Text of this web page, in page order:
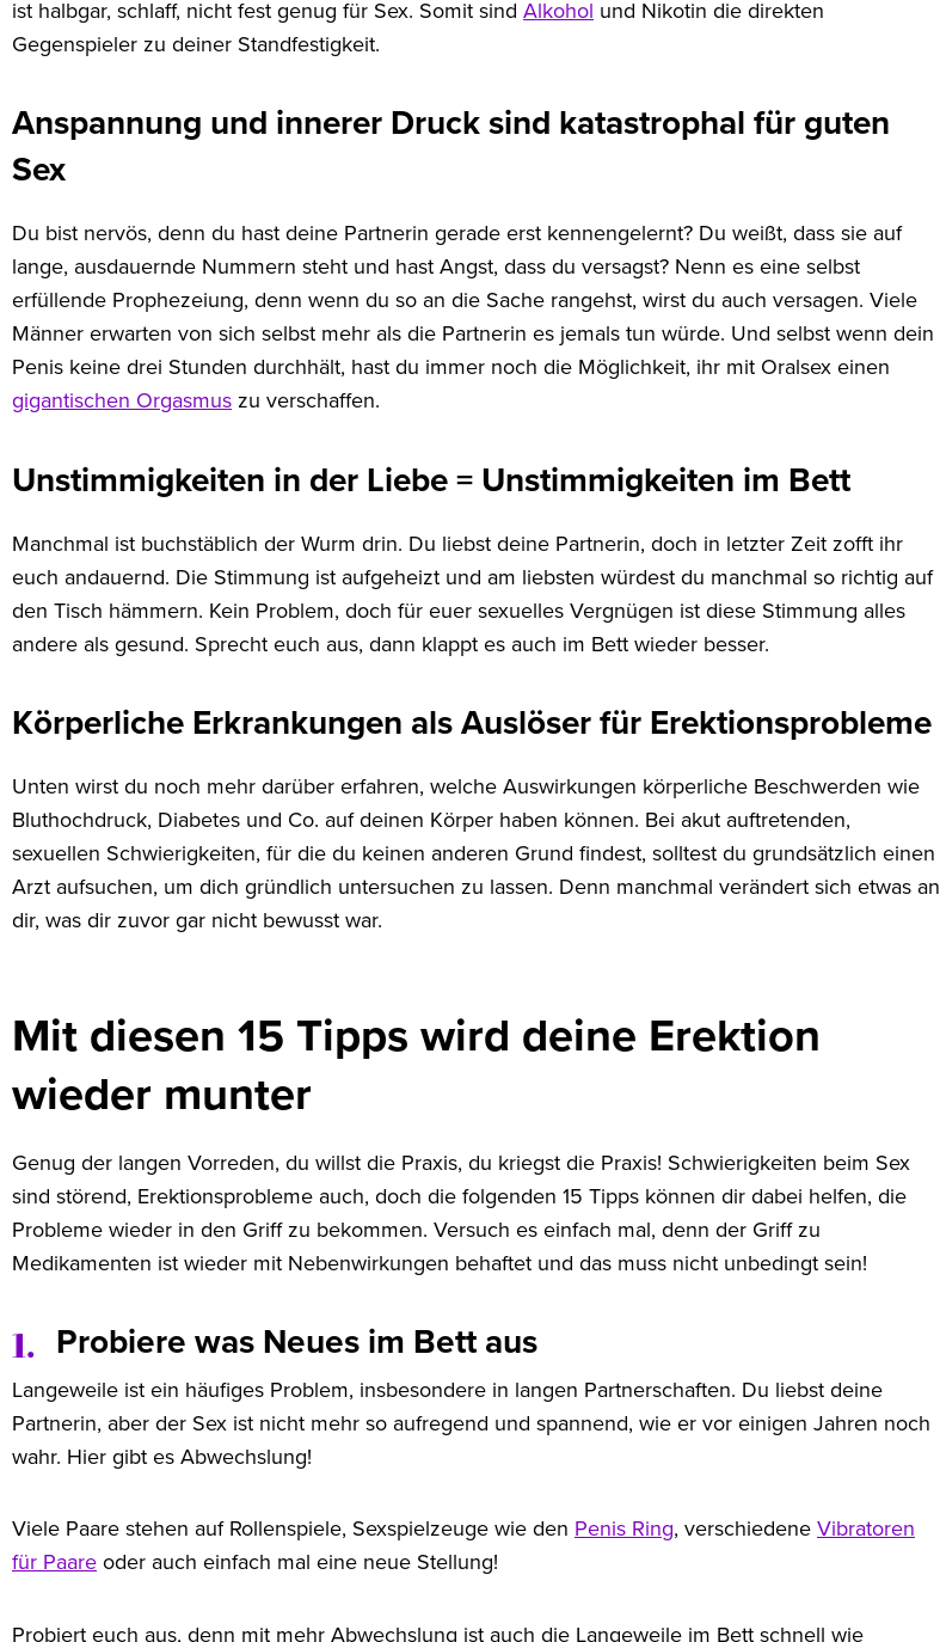
ist halbgar, schlaff, nicht fest genug für Sex. Somit sind Alkohol und Nikotin die direkten
Gegenspieler zu deiner Standfestigkeit.
Anspannung und innerer Druck sind katastrophal für guten
Sex
Du bist nervös, denn du hast deine Partnerin gerade erst kennengelernt? Du weißt, dass sie auf
lange, ausdauernde Nummern steht und hast Angst, dass du versagst? Nenn es eine selbst
erfüllende Prophezeiung, denn wenn du so an die Sache rangehst, wirst du auch versagen. Viele
Männer erwarten von sich selbst mehr als die Partnerin es jemals tun würde. Und selbst wenn dein
Penis keine drei Stunden durchhält, hast du immer noch die Möglichkeit, ihr mit Oralsex einen
gigantischen Orgasmus zu verschaffen.
Unstimmigkeiten in der Liebe = Unstimmigkeiten im Bett
Manchmal ist buchstäblich der Wurm drin. Du liebst deine Partnerin, doch in letzter Zeit zofft ihr
euch andauernd. Die Stimmung ist aufgeheizt und am liebsten würdest du manchmal so richtig auf
den Tisch hämmern. Kein Problem, doch für euer sexuelles Vergnügen ist diese Stimmung alles
andere als gesund. Sprecht euch aus, dann klappt es auch im Bett wieder besser.
Körperliche Erkrankungen als Auslöser für Erektionsprobleme
Unten wirst du noch mehr darüber erfahren, welche Auswirkungen körperliche Beschwerden wie
Bluthochdruck, Diabetes und Co. auf deinen Körper haben können. Bei akut auftretenden,
sexuellen Schwierigkeiten, für die du keinen anderen Grund findest, solltest du grundsätzlich einen
Arzt aufsuchen, um dich gründlich untersuchen zu lassen. Denn manchmal verändert sich etwas an
dir, was dir zuvor gar nicht bewusst war.
Mit diesen 15 Tipps wird deine Erektion
wieder munter
Genug der langen Vorreden, du willst die Praxis, du kriegst die Praxis! Schwierigkeiten beim Sex
sind störend, Erektionsprobleme auch, doch die folgenden 15 Tipps können dir dabei helfen, die
Probleme wieder in den Griff zu bekommen. Versuch es einfach mal, denn der Griff zu
Medikamenten ist wieder mit Nebenwirkungen behaftet und das muss nicht unbedingt sein!
1. Probiere was Neues im Bett aus
Langeweile ist ein häufiges Problem, insbesondere in langen Partnerschaften. Du liebst deine
Partnerin, aber der Sex ist nicht mehr so aufregend und spannend, wie er vor einigen Jahren noch
wahr. Hier gibt es Abwechslung!
Viele Paare stehen auf Rollenspiele, Sexspielzeuge wie den Penis Ring, verschiedene Vibratoren
für Paare oder auch einfach mal eine neue Stellung!
Probiert euch aus, denn mit mehr Abwechslung ist auch die Langeweile im Bett schnell wie